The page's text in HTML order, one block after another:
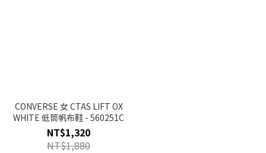
CONVERSE 女 CTAS LIFT OX
WHITE 低筒帆布鞋 - 560251C
NT$1,320
NT$1,880